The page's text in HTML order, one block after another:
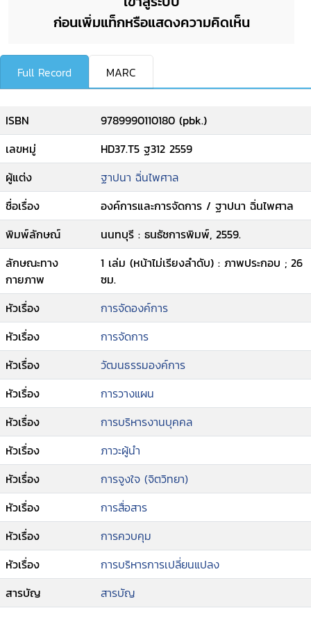
ก่อนเพิ่มแท็กหรือแสดงความคิดเห็น
Full Record MARC
ISBN
9789990110180 (pbk.)
เลขหมู่
HD37.T5 ฐ312 2559
ผู้แต่ง
ฐาปนา ฉิ่นไพศาล
ชื่อเรื่อง
องค์การและการจัดการ / ฐาปนา ฉิ่นไพศาล
พิมพ์ลักษณ์
นนทบุรี : ธนธัชการพิมพ์, 2559.
ลักษณะทาง
กายภาพ
1 เล่ม (หน้าไม่เรียงลำดับ) : ภาพประกอบ ; 26
ซม.
หัวเรื่อง
การจัดองค์การ
หัวเรื่อง
การจัดการ
หัวเรื่อง
วัฒนธรรมองค์การ
หัวเรื่อง
การวางแผน
หัวเรื่อง
การบริหารงานบุคคล
หัวเรื่อง
ภาวะผู้นำ
หัวเรื่อง
การจูงใจ (จิตวิทยา)
หัวเรื่อง
การสื่อสาร
หัวเรื่อง
การควบคุม
หัวเรื่อง
การบริหารการเปลี่ยนแปลง
สารบัญ
สารบัญ